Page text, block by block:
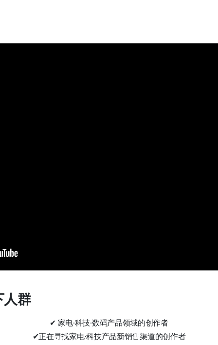
人群
✔ 家电·科技·数码产品领域的创作者
✔正在寻找家电·科技产品新销售渠道的创作者